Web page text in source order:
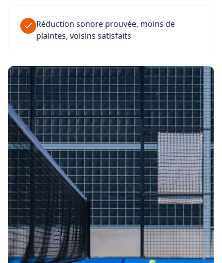
Réduction sonore prouvée, moins de
plaintes, voisins satisfaits